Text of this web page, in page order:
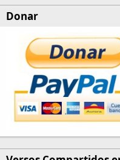
Donar